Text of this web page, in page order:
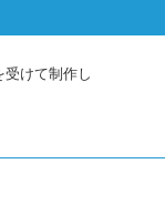
受けて制作し